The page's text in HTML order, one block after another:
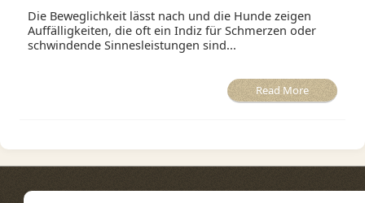
Die Beweglichkeit lässt nach und die Hunde zeigen
Auffälligkeiten, die oft ein Indiz für Schmerzen oder
schwindende Sinnesleistungen sind...
Read More